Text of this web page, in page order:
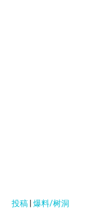
投稿 爆料/树洞